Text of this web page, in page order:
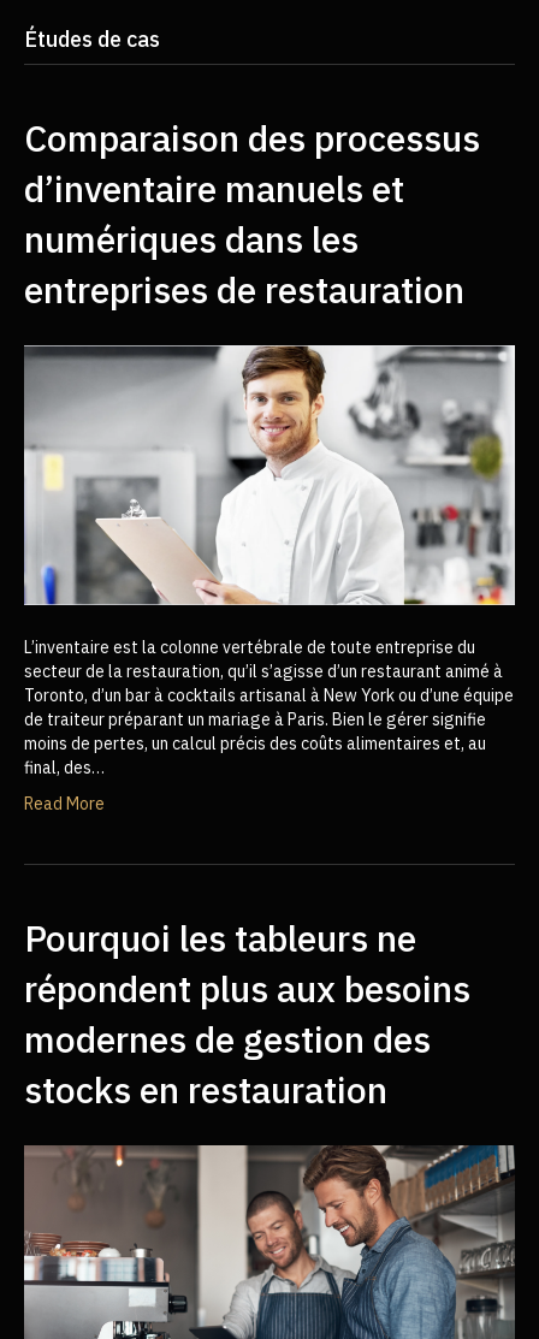
Études de cas
Comparaison des processus
d’inventaire manuels et
numériques dans les
entreprises de restauration
L’inventaire est la colonne vertébrale de toute entreprise du
secteur de la restauration, qu’il s’agisse d’un restaurant animé à
Toronto, d’un bar à cocktails artisanal à New York ou d’une équipe
de traiteur préparant un mariage à Paris. Bien le gérer signifie
moins de pertes, un calcul précis des coûts alimentaires et, au
final, des…
Read More
Pourquoi les tableurs ne
répondent plus aux besoins
modernes de gestion des
stocks en restauration